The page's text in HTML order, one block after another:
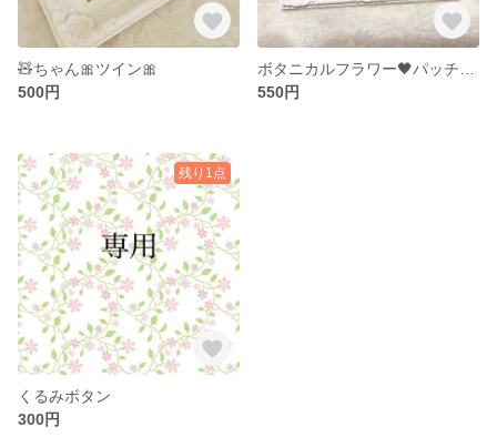
🧸ちゃん🎀ツイン🎀
500円
550円
残り1点
くるみボタン
300円